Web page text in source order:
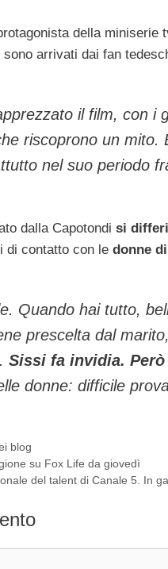
della miniserie
arrivati dai fan
il film, con i
riscoprono un
nel suo periodo
dalla Capotondi si
di contatto con le donne
Quando hai tutto,
prescelta dal
Sissi fa invidia.
donne: difficile
blog
su Fox Life da giovedì
del talent di Canale 5. In